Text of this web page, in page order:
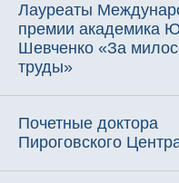
Лауреаты
премии академика
Шевченко «За
труды»
Почетные доктора
Пироговского